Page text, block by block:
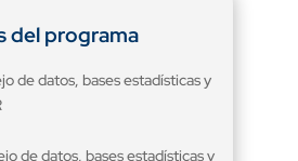
del programa
de datos, bases estadísticas y
de datos, bases estadísticas y